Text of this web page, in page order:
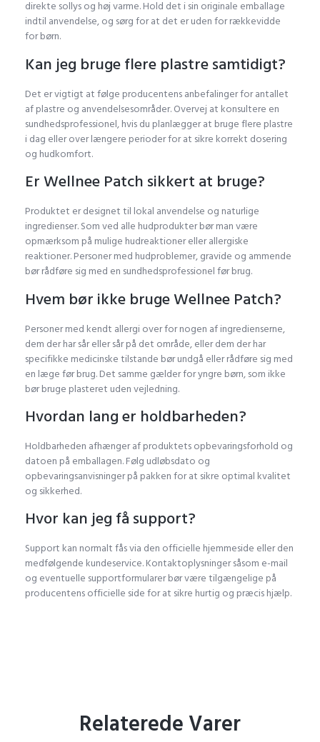
direkte sollys og høj varme. Hold det i sin originale emballage
indtil anvendelse, og sørg for at det er uden for rækkevidde
for børn.
Kan jeg bruge flere plastre samtidigt?
Det er vigtigt at følge producentens anbefalinger for antallet
af plastre og anvendelsesområder. Overvej at konsultere en
sundhedsprofessionel, hvis du planlægger at bruge flere plastre
i dag eller over længere perioder for at sikre korrekt dosering
og hudkomfort.
Er Wellnee Patch sikkert at bruge?
Produktet er designet til lokal anvendelse og naturlige
ingredienser. Som ved alle hudprodukter bør man være
opmærksom på mulige hudreaktioner eller allergiske
reaktioner. Personer med hudproblemer, gravide og ammende
bør rådføre sig med en sundhedsprofessionel før brug.
Hvem bør ikke bruge Wellnee Patch?
Personer med kendt allergi over for nogen af ingredienserne,
dem der har sår eller sår på det område, eller dem der har
specifikke medicinske tilstande bør undgå eller rådføre sig med
en læge før brug. Det samme gælder for yngre børn, som ikke
bør bruge plasteret uden vejledning.
Hvordan lang er holdbarheden?
Holdbarheden afhænger af produktets opbevaringsforhold og
datoen på emballagen. Følg udløbsdato og
opbevaringsanvisninger på pakken for at sikre optimal kvalitet
og sikkerhed.
Hvor kan jeg få support?
Support kan normalt fås via den officielle hjemmeside eller den
medfølgende kundeservice. Kontaktoplysninger såsom e-mail
og eventuelle supportformularer bør være tilgængelige på
producentens officielle side for at sikre hurtig og præcis hjælp.
Relaterede Varer